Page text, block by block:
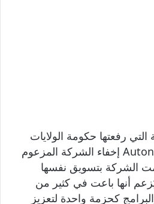
رفعتها حكومة الولايات
المتحدة ضد شركة Autonomy إخفاء الشركة المزعوم
الشركة بتسويق نفسها
أنها باعت في كثير من
كحزمة واحدة لتعزيز